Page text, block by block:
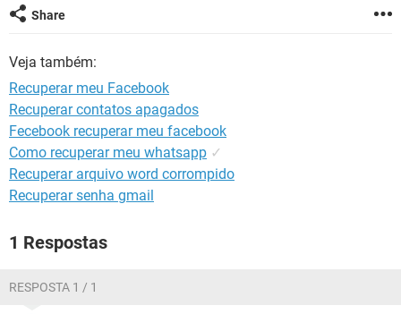
INSTAGRAM
Share
Veja também:
Recuperar meu Facebook
Recuperar contatos apagados
Fecebook recuperar meu facebook
Como recuperar meu whatsapp ✓
Recuperar arquivo word corrompido
Recuperar senha gmail
1 Respostas
RESPOSTA 1 / 1